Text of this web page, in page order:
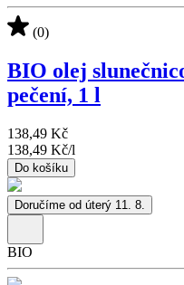
(0)
BIO olej
pečení, 1 l
138,49 Kč
138,49 Kč/l
Do košíku
Doručíme od úterý 11. 8.
BIO